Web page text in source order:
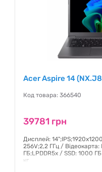
Acer Aspire 14
Код товара: 366540
39781 грн
Дисплей:
256V;2,2 ГГц /
ГБ;LPDDR5x / SSD: 1000
кг